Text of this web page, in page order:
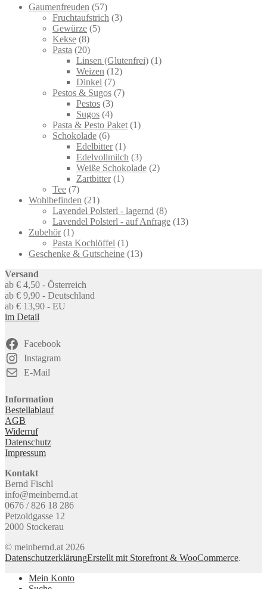
Gaumenfreuden 5757
products
Fruchtaufstrich 33
Gewürze 55
Kekse 88
products
Pasta 2020
products
Linsen (Glutenfrei) 11
Weizen 1212
Dinkel 77
products
Pestos & Sugos 77
Pestos 33
products
Sugos 44
products
Pasta & Pesto Paket 11
Schokolade 66
products
Edelbitter 11
product
Edelvollmilch 33
products
Weiße Schokolade 22
Zartbitter 11
Tee 77
products
Wohlbefinden 2121
products
Lavendel Polsterl - lagernd 88
products
Lavendel Polsterl - auf Anfrage 1313
Zubehör 11
product
Pasta Kochlöffel 11
product
Geschenke & Gutscheine 1313
Versand
ab € 4,50 - Österreich
ab € 9,90 - Deutschland
ab € 13,90 - EU
im Detail
Facebook
Instagram
E-Mail
Information
Bestellablauf
AGB
Widerruf
Datenschutz
Impressum
Kontakt
Bernd Fischl
info@meinbernd.at
0676 / 826 18 286
Petzoldgasse 12
2000 Stockerau
© meinbernd.at 2026
DatenschutzerklärungErstellt mit Storefront & WooCommerce.
Mein Konto